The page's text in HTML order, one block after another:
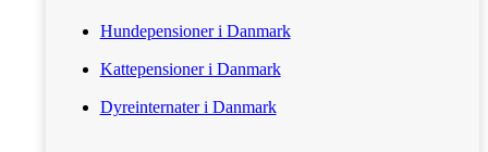
Hundepensioner i Danmark
Kattepensioner i Danmark
Dyreinternater i Danmark